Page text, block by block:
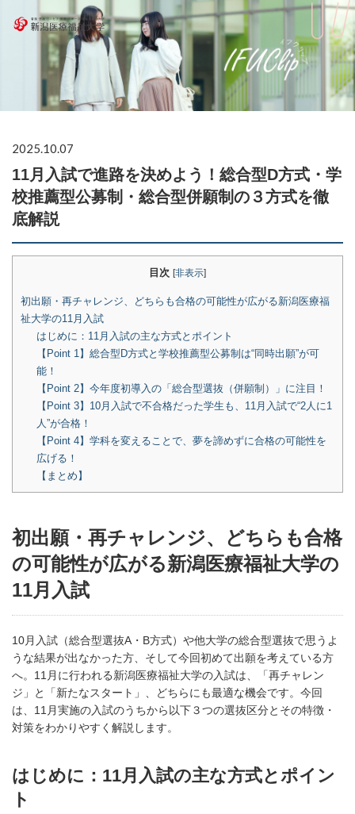
2025.10.07
11月入試で進路を決めよう！総合型D方式・学
校推薦型公募制・総合型併願制の３方式を徹
底解説
目次 [非表示]
初出願・再チャレンジ、どちらも合格の可能性が広がる新潟医療福
祉大学の11月入試
はじめに：11月入試の主な方式とポイント
【Point 1】総合型D方式と学校推薦型公募制は“同時出願”が可
能！
【Point 2】今年度初導入の「総合型選抜（併願制）」に注目！
【Point 3】10月入試で不合格だった学生も、11月入試で“2人に1
人”が合格！
【Point 4】学科を変えることで、夢を諦めずに合格の可能性を
広げる！
【まとめ】
初出願・再チャレンジ、どちらも合格
の可能性が広がる新潟医療福祉大学の
11月入試
10月入試（総合型選抜A・B方式）や他大学の総合型選抜で思うよ
うな結果が出なかった方、そして今回初めて出願を考えている方
へ。11月に行われる新潟医療福祉大学の入試は、「再チャレン
ジ」と「新たなスタート」、どちらにも最適な機会です。今回
は、11月実施の入試のうちから以下３つの選抜区分とその特徴・
対策をわかりやすく解説します。
はじめに：11月入試の主な方式とポイン
ト